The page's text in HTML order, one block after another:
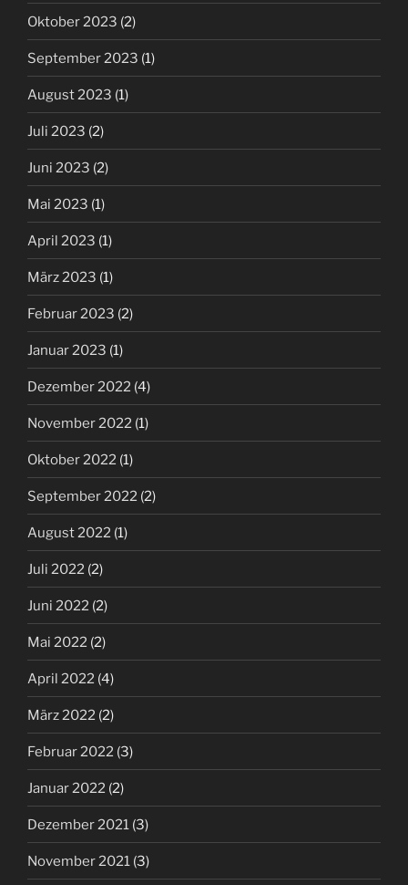
Oktober 2023 (2)
September 2023 (1)
August 2023 (1)
Juli 2023 (2)
Juni 2023 (2)
Mai 2023 (1)
April 2023 (1)
März 2023 (1)
Februar 2023 (2)
Januar 2023 (1)
Dezember 2022 (4)
November 2022 (1)
Oktober 2022 (1)
September 2022 (2)
August 2022 (1)
Juli 2022 (2)
Juni 2022 (2)
Mai 2022 (2)
April 2022 (4)
März 2022 (2)
Februar 2022 (3)
Januar 2022 (2)
Dezember 2021 (3)
November 2021 (3)